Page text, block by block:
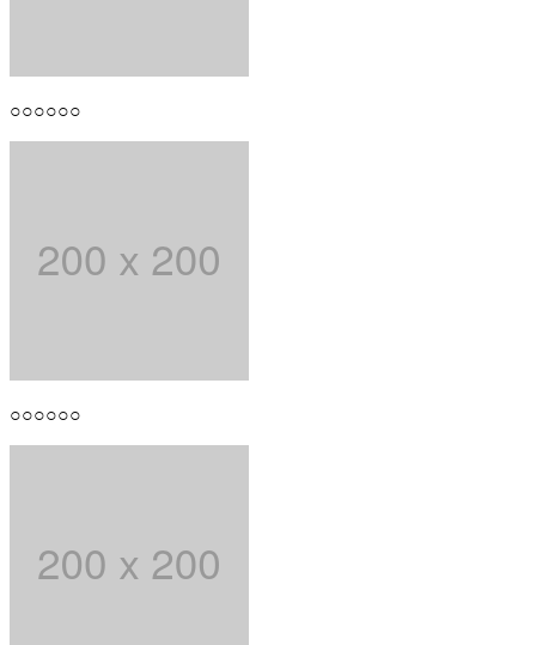
○○○○○○
○○○○○○